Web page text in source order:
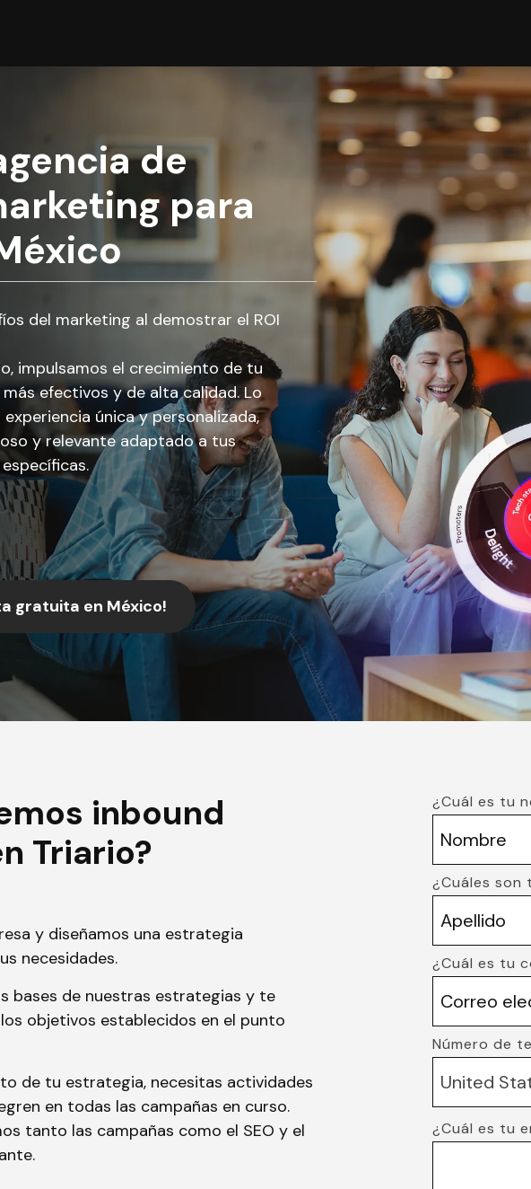
de
para
del marketing al demostrar el ROI
impulsamos el crecimiento de tu
efectivos y de alta calidad. Lo
única y personalizada,
y relevante adaptado a tus
gratuita en México!
inbound
Triario?
y diseñamos una estrategia
necesidades.
bases de nuestras estrategias y te
objetivos establecidos en el punto
de tu estrategia, necesitas actividades
en todas las campañas en curso.
tanto las campañas como el SEO y el
¿Cuál es tu
¿Cuáles son
¿Cuál es tu
Número de
¿Cuál es tu